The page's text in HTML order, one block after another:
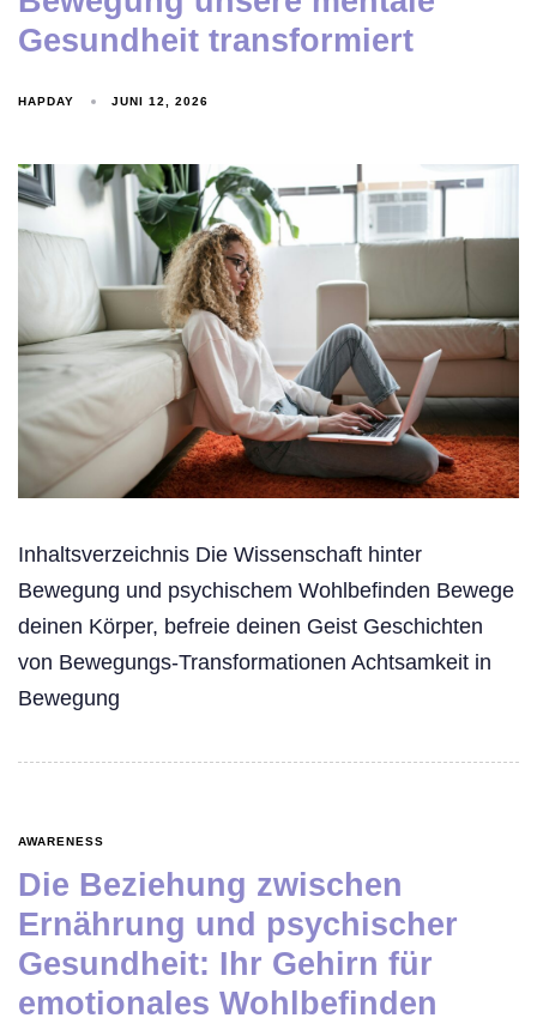
Gesundheit transformiert
HAPDAY JUNI 12, 2026
Inhaltsverzeichnis Die Wissenschaft hinter
Bewegung und psychischem Wohlbefinden Bewege
deinen Körper, befreie deinen Geist Geschichten
von Bewegungs-Transformationen Achtsamkeit in
Bewegung
AWARENESS
Die Beziehung zwischen
Ernährung und psychischer
Gesundheit: Ihr Gehirn für
emotionales Wohlbefinden